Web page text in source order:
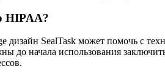
HIPAA?
SealTask может помочь с
до начала использования